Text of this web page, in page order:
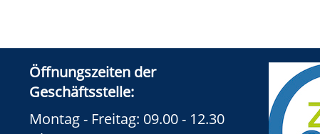
Öffnungszeiten der
Geschäftsstelle:
Montag - Freitag: 09.00 - 12.30